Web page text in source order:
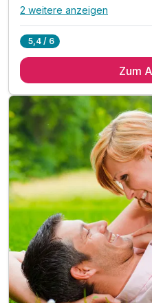
Alle Inklusivleistungen
2 x reichhaltiges Frühstück
1 x Aromaöl-Rücken-Massage
inkl. Parkplatz
inkl. W-LAN
2 weitere anzeigen
5,4 / 6
Zum